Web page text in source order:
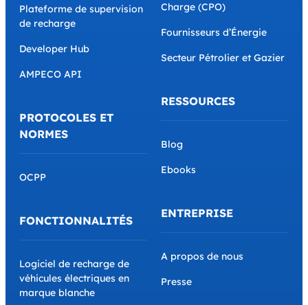
Plateforme de supervision
de recharge
Developer Hub
AMPECO API
PROTOCOLES ET
NORMES
OCPP
FONCTIONNALITÉS
Logiciel de recharge de
véhicules électriques en
marque blanche
Charge (CPO)
Fournisseurs d’Énergie
Secteur Pétrolier et Gazier
RESSOURCES
Blog
Ebooks
ENTREPRISE
A propos de nous
Presse